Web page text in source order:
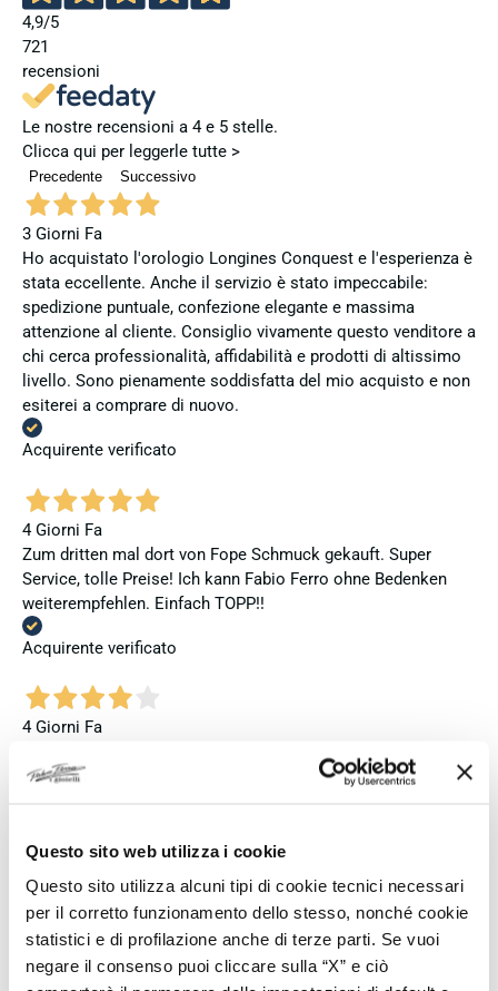
Questo sito web utilizza i cookie
Questo sito utilizza alcuni tipi di cookie tecnici necessari
per il corretto funzionamento dello stesso, nonché cookie
statistici e di profilazione anche di terze parti. Se vuoi
negare il consenso puoi cliccare sulla “X” e ciò
4,9/5
721
recensioni
Le nostre recensioni a 4 e 5 stelle.
Clicca qui per leggerle tutte >
Precedente Successivo
3 Giorni Fa
Ho acquistato l'orologio Longines Conquest e l'esperienza è
stata eccellente. Anche il servizio è stato impeccabile:
spedizione puntuale, confezione elegante e massima
attenzione al cliente. Consiglio vivamente questo venditore a
chi cerca professionalità, affidabilità e prodotti di altissimo
livello. Sono pienamente soddisfatta del mio acquisto e non
esiterei a comprare di nuovo.
Acquirente verificato
4 Giorni Fa
Zum dritten mal dort von Fope Schmuck gekauft. Super
Service, tolle Preise! Ich kann Fabio Ferro ohne Bedenken
weiterempfehlen. Einfach TOPP!!
Acquirente verificato
4 Giorni Fa
neu, original und funktioniert einwandfrei. Besonders positiv
Seiko-Garantieschein. Der Versand war außerdem schnell.
meinen Erwartungen an einen autorisierten Seiko-Händler
entsprach. Die Uhr kam ohne die üblichen Schutzfolien am
Armband, die Originalverpackung entsprach nicht der
Verpackung, die ich von diesem Modell aus offiziellen